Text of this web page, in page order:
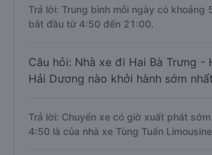
Trả lời: Trung bình mỗi ngày có khoảng
bắt đầu từ 4:50 đến 21:00.
Câu hỏi: Nhà xe đi Hai Bà Trưng -
Hải Dương nào khởi hành sớm
Trả lời: Chuyến xe có giờ xuất phát
4:50 là của nhà xe Tùng Tuấn